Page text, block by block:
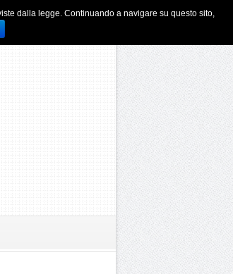
dalla legge. Continuando a navigare su questo sito,